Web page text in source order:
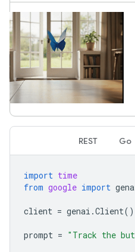
Go
REST
import time
from google import
client = genai .Client()
prompt = "Track the